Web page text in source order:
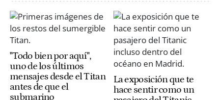
"Todo bien por aquí",
uno de los últimos
mensajes desde el Titan
antes de que el
submarino
La exposición que te
hace sentir como un